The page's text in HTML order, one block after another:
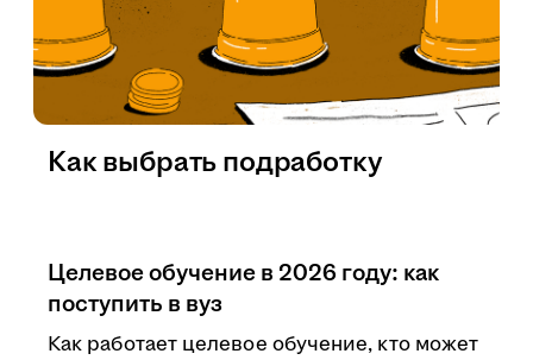
Как выбрать подработку
Целевое обучение в 2026 году: как
поступить в вуз
Как работает целевое обучение, кто может